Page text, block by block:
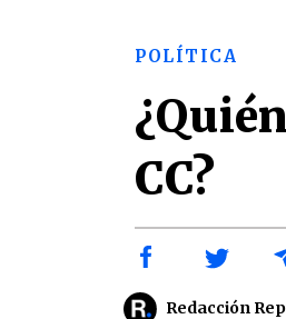
POLÍTICA
CC?
Redacción